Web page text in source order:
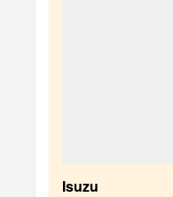
Isuzu